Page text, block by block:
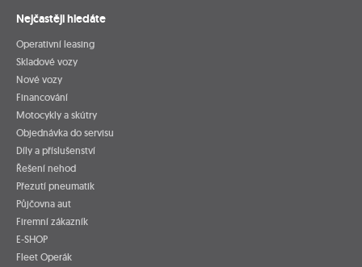
Nejčastěji hledáte
Operativní leasing
Skladové vozy
Nové vozy
Financování
Motocykly a skútry
Objednávka do servisu
Díly a příslušenství
Řešení nehod
Přezutí pneumatik
Půjčovna aut
Firemní zákazník
E-SHOP
Fleet Operák